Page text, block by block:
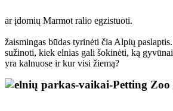
ar įdomių Marmot ralio egzistuoti.
žaismingas būdas tyrinėti čia Alpių paslaptis.
sužinoti, kiek elnias gali šokinėti, ką gyvūnai
yra kalnuose ir kur visi žiemą?